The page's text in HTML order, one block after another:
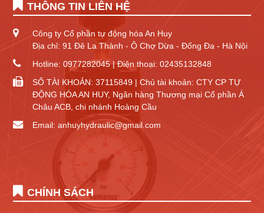
THÔNG TIN LIÊN HỆ
Công ty Cổ phần tự động hóa An Huy
Địa chỉ: 91 Đê La Thành - Ô Chợ Dừa - Đống Đa - Hà Nội
Hotline: 0977282045 | Điện thoại: 02435132848
SỐ TÀI KHOẢN: 37115849 | Chủ tài khoản: CTY CP TỰ
ĐỘNG HÓA AN HUY, Ngân hàng Thương mại Cổ phần Á
Châu ACB, chi nhánh Hoàng Cầu
Email: anhuyhydraulic@gmail.com
CHÍNH SÁCH